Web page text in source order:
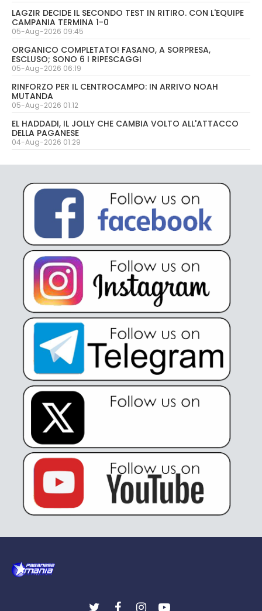
LAGZIR DECIDE IL SECONDO TEST IN RITIRO. CON L'EQUIPE
CAMPANIA TERMINA 1-0
05-Aug-2026 09:45
ORGANICO COMPLETATO! FASANO, A SORPRESA,
ESCLUSO; SONO 6 I RIPESCAGGI
05-Aug-2026 06:19
RINFORZO PER IL CENTROCAMPO: IN ARRIVO NOAH
MUTANDA
05-Aug-2026 01:12
EL HADDADI, IL JOLLY CHE CAMBIA VOLTO ALL'ATTACCO
DELLA PAGANESE
04-Aug-2026 01:29